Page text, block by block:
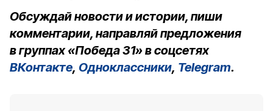
Обсуждай новости и истории, пиши
комментарии, направляй предложения
в группах «Победа 31» в соцсетях
ВКонтакте, Одноклассники, Telegram.